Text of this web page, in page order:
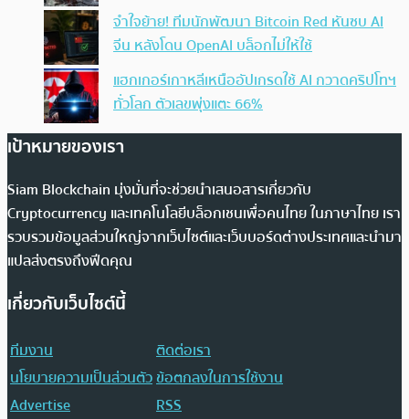
จำใจย้าย! ทีมนักพัฒนา Bitcoin Red หันซบ AI
จีน หลังโดน OpenAI บล็อกไม่ให้ใช้
แฮกเกอร์เกาหลีเหนืออัปเกรดใช้ AI กวาดคริปโทฯ
ทั่วโลก ตัวเลขพุ่งแตะ 66%
เป้าหมายของเรา
Siam Blockchain มุ่งมั่นที่จะช่วยนำเสนอสารเกี่ยวกับ
Cryptocurrency และเทคโนโลยีบล็อกเชนเพื่อคนไทย ในภาษาไทย เรา
รวบรวมข้อมูลส่วนใหญ่จากเว็บไซต์และเว็บบอร์ดต่างประเทศและนำมา
แปลส่งตรงถึงฟีดคุณ
เกี่ยวกับเว็บไซต์นี้
ทีมงาน
ติดต่อเรา
นโยบายความเป็นส่วนตัวข้อตกลงในการใช้งาน
Advertise
RSS